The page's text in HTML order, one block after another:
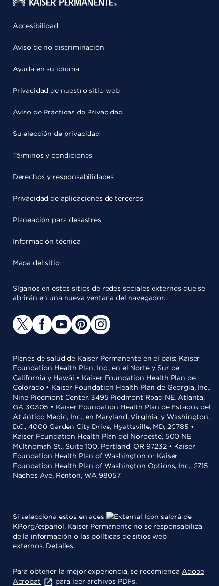
Accesibilidad
Aviso de no discriminación
Ayuda en su idioma
Privacidad de nuestro sitio web
Aviso de Prácticas de Privacidad
Su elección de privacidad
Términos y condiciones
Derechos y responsabilidades
Privacidad de aplicaciones de terceros
Planeación para desastres
Información técnica
Mapa del sitio
Síganos en estos sitios de redes sociales externos que se
abrirán en una nueva ventana del navegador.
Planes de salud de Kaiser Permanente en el país: Kaiser
Foundation Health Plan, Inc., en el Norte y Sur de
California y Hawái • Kaiser Foundation Health Plan de
Colorado • Kaiser Foundation Health Plan de Georgia, Inc.,
Nine Piedmont Center, 3495 Piedmont Road NE, Atlanta,
GA 30305 • Kaiser Foundation Health Plan de Estados del
Atlántico Medio, Inc., en Maryland, Virginia, y Washington,
D.C., 4000 Garden City Drive, Hyattsville, MD, 20785 •
Kaiser Foundation Health Plan del Noroeste, 500 NE
Multnomah St., Suite 100, Portland, OR 97232 • Kaiser
Foundation Health Plan of Washington or Kaiser
Foundation Health Plan of Washington Options, Inc., 2715
Naches Ave, Renton, WA 98057
Si selecciona estos enlaces
saldrá de
KP.org/espanol. Kaiser Permanente no se responsabiliza
de la información o las políticas de sitios web
externos. Detalles.
Para obtener la mejor experiencia, se recomienda Adobe
Acrobat
para leer archivos PDFs.